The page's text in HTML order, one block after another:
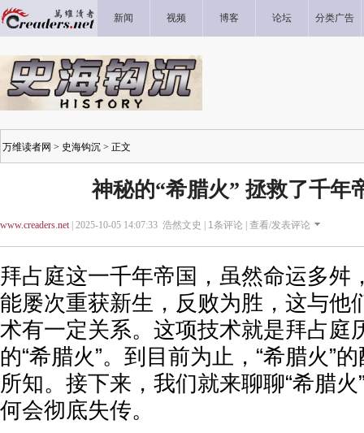
新闻 视频 博客 论坛 分类广告
万维读者网 > 史海钩沉 > 正文
神秘的“希腊火” 拯救了千年
www.creaders.net| 2025-10-05 14:07:33 浩然文史 | 1条评论 | 查看/发表评论
拜占庭这一千年帝国，虽然命运多舛
能屡次重获新生，反败为胜，这与他
术有一定关系。这项技术就是拜占庭
的“希腊火”。到目前为止，“希腊火”
所知。接下来，我们就来聊聊“希腊
何会彻底失传。